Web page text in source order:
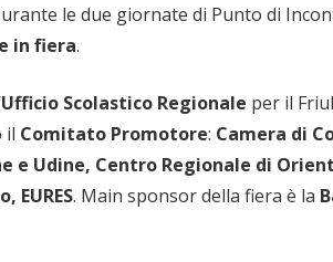
le due giornate di Punto di
in fiera.
Ufficio Scolastico Regionale per il
il Comitato Promotore: Camera di
e Udine, Centro Regionale di
. Main sponsor della fiera è la